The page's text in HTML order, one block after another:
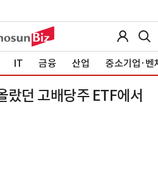
IT 금융 산업 중소기업·벤
랐던 고배당주 ETF에서